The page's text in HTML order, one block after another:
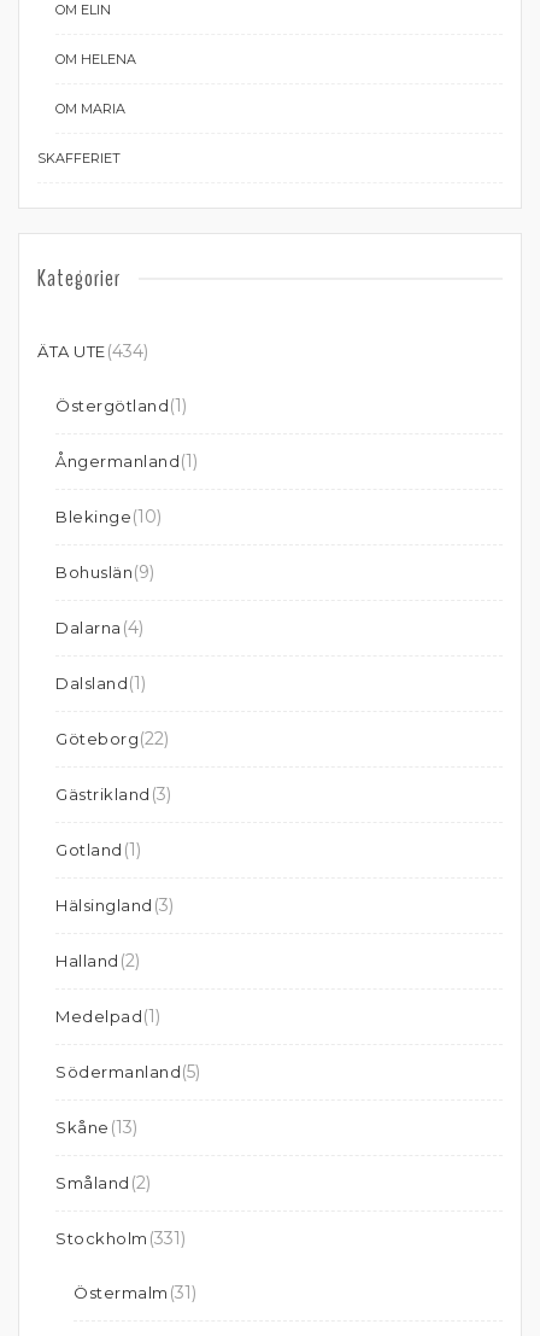
OM ELIN
OM HELENA
OM MARIA
SKAFFERIET
Kategorier
ÄTA UTE(434)
Östergötland(1)
Ångermanland(1)
Blekinge(10)
Bohuslän(9)
Dalarna (4)
Dalsland(1)
Göteborg(22)
Gästrikland (3)
Gotland (1)
Hälsingland (3)
Halland (2)
Medelpad(1)
Södermanland(5)
Skåne (13)
Småland (2)
Stockholm (331)
Östermalm (31)